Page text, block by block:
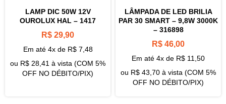
LAMP DIC 50W 12V
OUROLUX HAL – 1417
R$ 29,90
Em até 4x de R$7,48
ou R$ 28,41 à vista (COM 5%
OFF NO DÉBITO/PIX)
LÂMPADA DE LED BRILIA
PAR 30 SMART – 9,8W 3000K
– 316898
R$ 46,00
Em até 4x de R$ 11,50
ou R$ 43,70 à vista (COM 5%
OFF NO DÉBITO/PIX)